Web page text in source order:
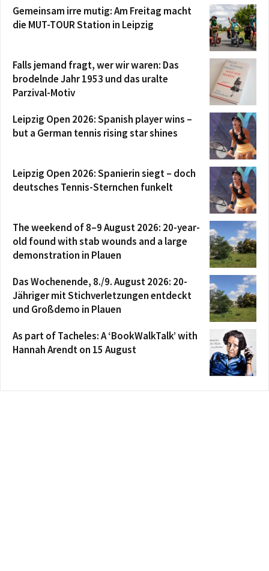
Gemeinsam irre mutig: Am Freitag macht
die MUT-TOUR Station in Leipzig
Falls jemand fragt, wer wir waren: Das
brodelnde Jahr 1953 und das uralte
Parzival-Motiv
Leipzig Open 2026: Spanish player wins –
but a German tennis rising star shines
Leipzig Open 2026: Spanierin siegt – doch
deutsches Tennis-Sternchen funkelt
The weekend of 8–9 August 2026: 20-year-
old found with stab wounds and a large
demonstration in Plauen
Das Wochenende, 8./9. August 2026: 20-
Jähriger mit Stichverletzungen entdeckt
und Großdemo in Plauen
As part of Tacheles: A ‘BookWalkTalk’ with
Hannah Arendt on 15 August